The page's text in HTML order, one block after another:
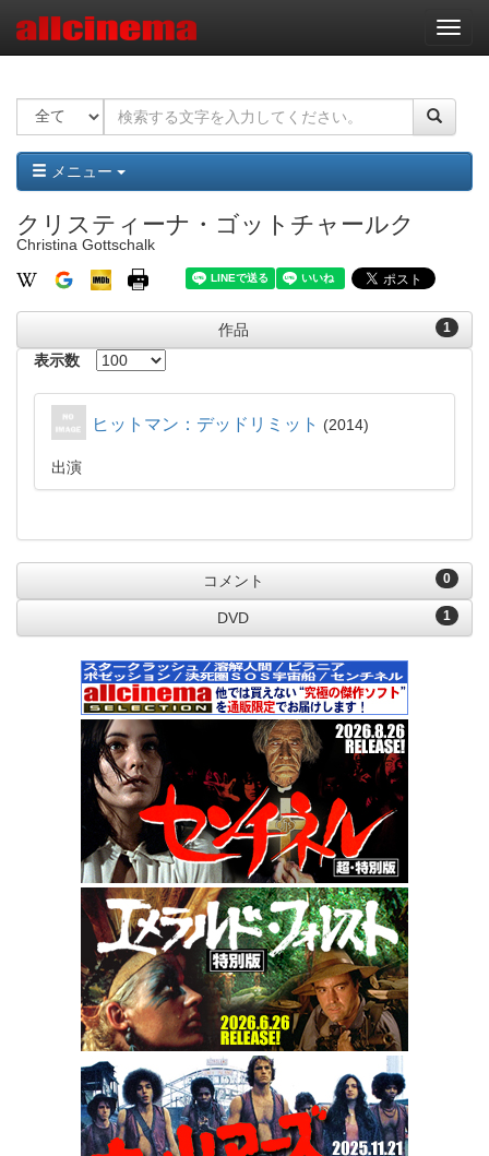
ナ
ビ
ー
ョ
ン
メニュー
クリスティーナ・ゴットチャールク
Christina Gottschalk
1
作品
表示数
ヒットマン：デッドリミット 2014
出演
0
コメント
1
DVD